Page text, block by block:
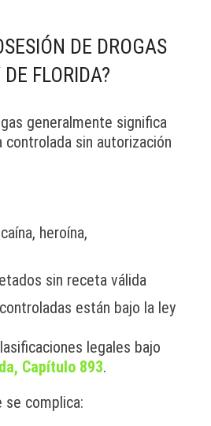
DE DROGAS
FLORIDA?
generalmente significa
controlada sin autorización
heroína,
sin receta válida
están bajo la ley
legales bajo
Capítulo 893.
se complica: